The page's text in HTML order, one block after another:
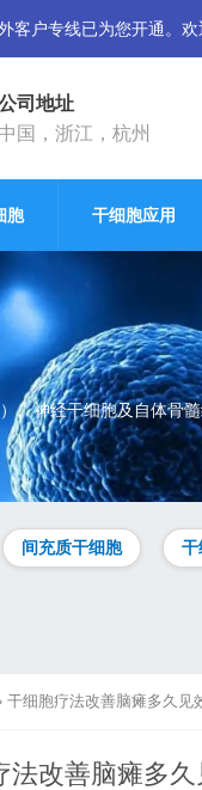
户专线已为您开通。
司地址
中国，浙江，杭州
胞 干细胞应用
神经干细胞及自体骨
间充质干细胞 干
干细胞疗法改善脑瘫多久见
法改善脑瘫多